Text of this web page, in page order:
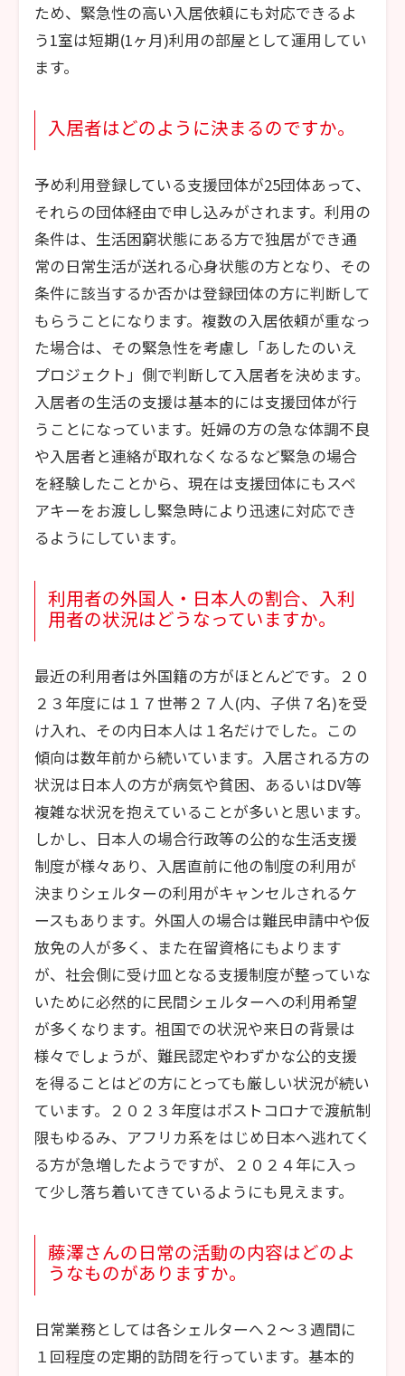
ため、緊急性の高い入居依頼にも対応できるよ
う1室は短期(1ヶ月)利用の部屋として運用してい
ます。
入居者はどのように決まるのですか。
予め利用登録している支援団体が25団体あって、
それらの団体経由で申し込みがされます。利用の
条件は、生活困窮状態にある方で独居ができ通
常の日常生活が送れる心身状態の方となり、その
条件に該当するか否かは登録団体の方に判断して
もらうことになります。複数の入居依頼が重なっ
た場合は、その緊急性を考慮し「あしたのいえ
プロジェクト」側で判断して入居者を決めます。
入居者の生活の支援は基本的には支援団体が行
うことになっています。妊婦の方の急な体調不良
や入居者と連絡が取れなくなるなど緊急の場合
を経験したことから、現在は支援団体にもスペ
アキーをお渡しし緊急時により迅速に対応でき
るようにしています。
利用者の外国人・日本人の割合、入利
用者の状況はどうなっていますか。
最近の利用者は外国籍の方がほとんどです。２０
２３年度には１７世帯２７人(内、子供７名)を受
け入れ、その内日本人は１名だけでした。この
傾向は数年前から続いています。入居される方の
状況は日本人の方が病気や貧困、あるいはDV等
複雑な状況を抱えていることが多いと思います。
しかし、日本人の場合行政等の公的な生活支援
制度が様々あり、入居直前に他の制度の利用が
決まりシェルターの利用がキャンセルされるケ
ースもあります。外国人の場合は難民申請中や仮
放免の人が多く、また在留資格にもよります
が、社会側に受け皿となる支援制度が整っていな
いために必然的に民間シェルターへの利用希望
が多くなります。祖国での状況や来日の背景は
様々でしょうが、難民認定やわずかな公的支援
を得ることはどの方にとっても厳しい状況が続い
ています。２０２３年度はポストコロナで渡航制
限もゆるみ、アフリカ系をはじめ日本へ逃れてく
る方が急増したようですが、２０２４年に入っ
て少し落ち着いてきているようにも見えます。
藤澤さんの日常の活動の内容はどのよ
うなものがありますか。
日常業務としては各シェルターへ２～３週間に
１回程度の定期的訪問を行っています。基本的